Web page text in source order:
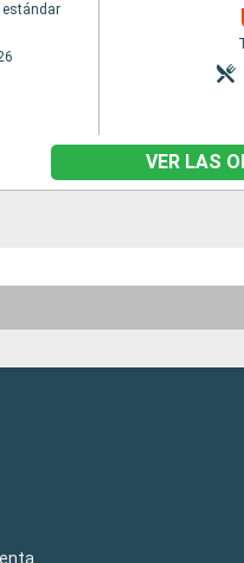
VER LAS